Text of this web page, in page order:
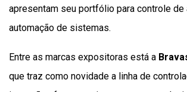
apresentam seu portfólio para controle
automação de sistemas.
Entre as marcas expositoras está a
que traz como novidade a linha de